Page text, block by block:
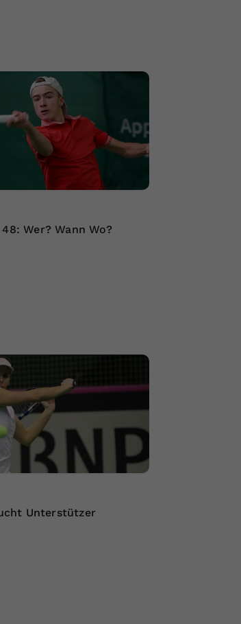
Wer? Wann Wo?
Unterstützer